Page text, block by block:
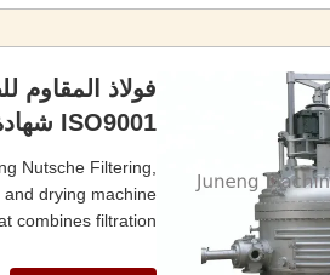
ISO9001 شهادة
Nutsche Filtering,
drying machine
filtration, ...